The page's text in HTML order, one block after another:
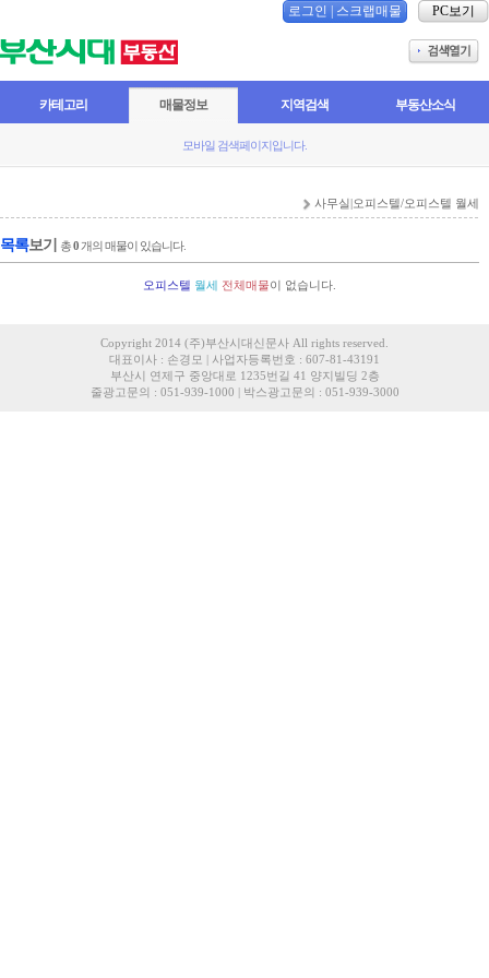
로그인 스크랩매물 PC보기
카테고리 매물정보 지역검색 부동산소식
모바일 검색페이지입니다.
사무실|오피스텔/오피스텔 월세
목록보기 총0 개의 매물이 있습니다.
오피스텔 월세 전체매물이 없습니다.
Copyright 2014 (주)부산시대신문사 All rights reserved.
대표이사 : 손경모 | 사업자등록번호 : 607-81-43191
부산시 연제구 중앙대로 1235번길 41 양지빌딩 2층
줄광고문의 : 051-939-1000 | 박스광고문의 : 051-939-3000